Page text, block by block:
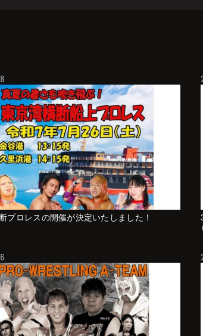
プロレスの開催が決定いたしました！